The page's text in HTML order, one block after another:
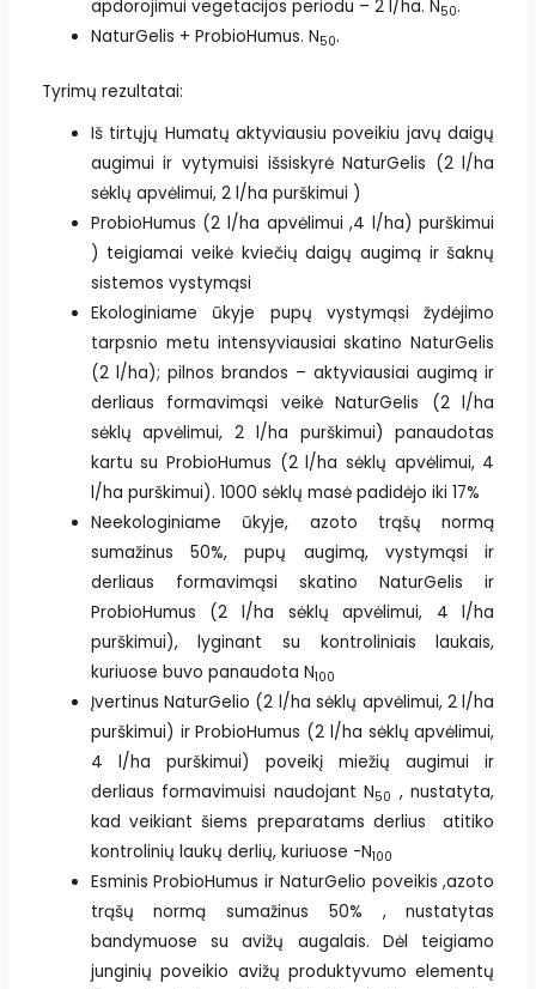
apdorojimui vegetacijos periodu – 2 l/ha. N50.
NaturGelis + ProbioHumus. N50.
Tyrimų rezultatai:
Iš tirtųjų Humatų aktyviausiu poveikiu javų daigų
augimui ir vytymuisi išsiskyrė NaturGelis (2 l/ha
sėklų apvėlimui, 2 l/ha purškimui )
ProbioHumus (2 l/ha apvėlimui ,4 l/ha) purškimui
) teigiamai veikė kviečių daigų augimą ir šaknų
sistemos vystymąsi
Ekologiniame ūkyje pupų vystymąsi žydėjimo
tarpsnio metu intensyviausiai skatino NaturGelis
(2 l/ha); pilnos brandos – aktyviausiai augimą ir
derliaus formavimąsi veikė NaturGelis (2 l/ha
sėklų apvėlimui, 2 l/ha purškimui) panaudotas
kartu su ProbioHumus (2 l/ha sėklų apvėlimui, 4
l/ha purškimui). 1000 sėklų masė padidėjo iki 17%
Neekologiniame ūkyje, azoto trąšų normą
sumažinus 50%, pupų augimą, vystymąsi ir
derliaus formavimąsi skatino NaturGelis ir
ProbioHumus (2 l/ha sėklų apvėlimui, 4 l/ha
purškimui), lyginant su kontroliniais laukais,
kuriuose buvo panaudota N100
Įvertinus NaturGelio (2 l/ha sėklų apvėlimui, 2 l/ha
purškimui) ir ProbioHumus (2 l/ha sėklų apvėlimui,
4 l/ha purškimui) poveikį miežių augimui ir
derliaus formavimuisi naudojant N50 , nustatyta,
kad veikiant šiems preparatams derlius atitiko
kontrolinių laukų derlių, kuriuose -N100
Esminis ProbioHumus ir NaturGelio poveikis ,azoto
trąšų normą sumažinus 50% , nustatytas
bandymuose su avižų augalais. Dėl teigiamo
junginių poveikio avižų produktyvumo elementų